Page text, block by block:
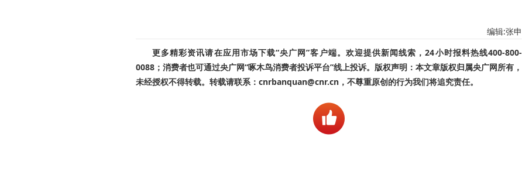
编辑:张申
更多精彩资讯请在应用市场下载“央广网”客户端。欢迎提供新闻线索，24小时报料热线400-800-
0088；消费者也可通过央广网“啄木鸟消费者投诉平台”线上投诉。版权声明：本文章版权归属央广网所有，
未经授权不得转载。转载请联系：cnrbanquan@cnr.cn，不尊重原创的行为我们将追究责任。